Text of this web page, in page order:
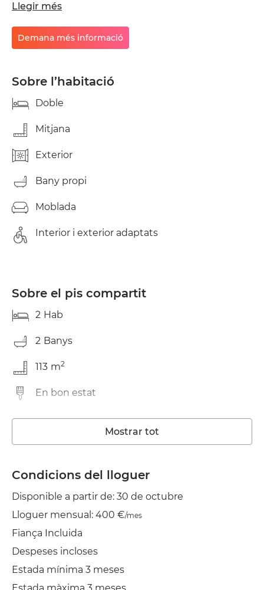
tranquil·la i on poder estar concentra en la
realització del teu màster, no dubtis a escriure. El
lloguer és només la durada del mateix, no s'admet
la continuïtat, el preu inclou totes les despeses.
Llegir més
Demana més informació
Sobre l’habitació
Doble
Mitjana
Exterior
Bany propi
Moblada
Interior i exterior adaptats
Sobre el pis compartit
2 Hab
2 Banys
113 m2
En bon estat
Rentadora
Ascensor
Piscina Comunitaria
Wifi
Estenedor
Mostrar tot
Condicions del lloguer
Disponible a partir de: 30 de octubre
Lloguer mensual: 400 €/mes
Fiança Incluida
Despeses incloses
Estada mínima 3 meses